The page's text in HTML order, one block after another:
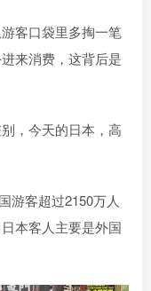
客口袋里多掏一笔
来消费，这背后是
，今天的日本，高
游客超过2150万人
本客人主要是外国